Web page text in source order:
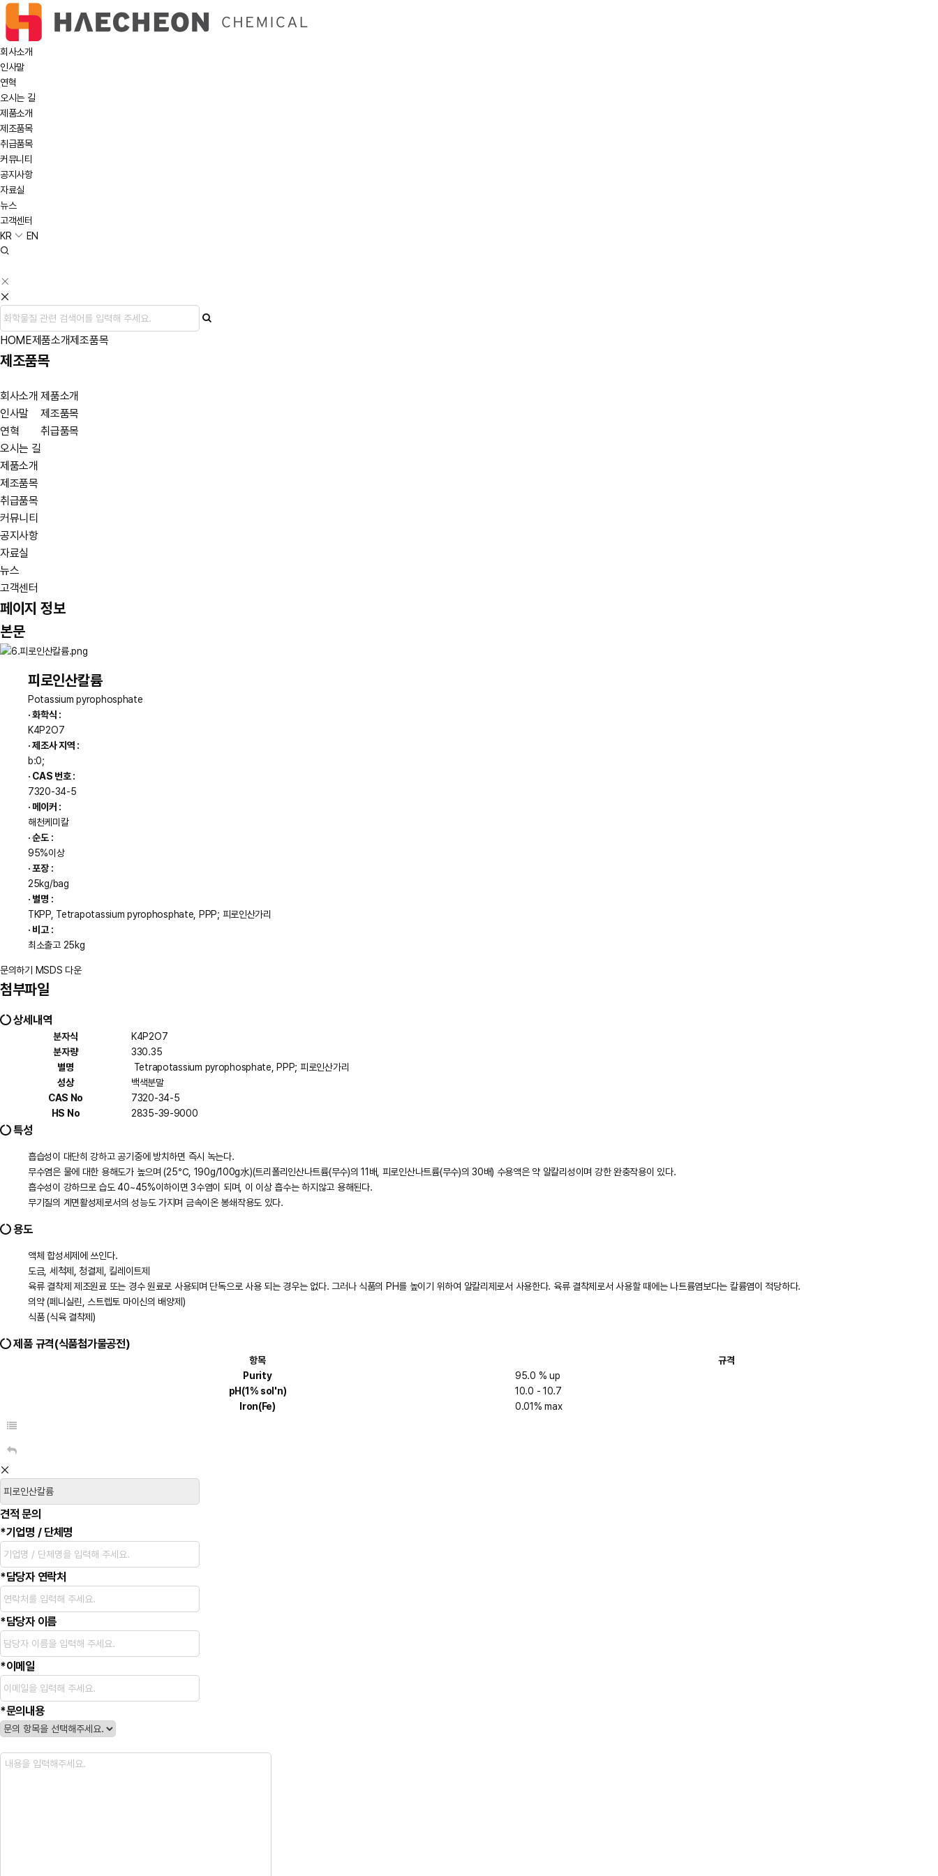
회사소개
인사말
연혁
오시는 길
제품소개
제조품목
취급품목
커뮤니티
공지사항
자료실
뉴스
고객센터
KR
EN
HOME제품소개제조품목
제조품목
회사소개
인사말
연혁
오시는 길
제품소개
제조품목
취급품목
커뮤니티
공지사항
자료실
뉴스
고객센터
제품소개
제조품목
취급품목
페이지 정보
본문
피로인산칼륨
Potassium pyrophosphate
· 화학식 :
K4P2O7
· 제조사 지역 :
b:0;
· CAS 번호 :
7320-34-5
· 메이커 :
해천케미칼
· 순도 :
95%이상
· 포장 :
25kg/bag
· 별명 :
TKPP, Tetrapotassium pyrophosphate, PPP; 피로인산가리
· 비고 :
최소출고 25kg
문의하기 MSDS 다운
첨부파일
상세내역
분자식
K4P2O7
분자량
330.35
별명
Tetrapotassium pyrophosphate, PPP; 피로인산가리
성상
백색분말
CAS No
7320-34-5
HS No
2835-39-9000
특성
흡습성이 대단히 강하고 공기중에 방치하면 즉시 녹는다.
무수염은 물에 대한 용해도가 높으며 (25℃, 190g/100g水)(트리폴리인산나트륨(무수)의 11배, 피로인산나트륨(무수)의 30배) 수용액은 약 알칼리성이며 강한 완충작용이 있다.
흡수성이 강하므로 습도 40~45%이하이면 3수염이 되며, 이 이상 흡수는 하지않고 용해된다.
무기질의 계면활성제로서의 성능도 가지며 금속이온 봉쇄작용도 있다.
용도
액체 합성세제에 쓰인다.
도금, 세척제, 청결제, 킬레이트제
육류 결착제 제조원료 또는 경수 원료로 사용되며 단독으로 사용 되는 경우는 없다. 그러나 식품의 PH를 높이기 위하여 알칼리제로서 사용한다. 육류 결착제로서 사용할 때에는 나트륨염보다는 칼륨염이 적당하다.
의약 (페니실린, 스트렙토 마이신의 배양제)
식품 (식육 결착제)
제품 규격(식품첨가물공전)
항목
규격
Purity
95.0 % up
pH(1% sol'n)
10.0 - 10.7
Iron(Fe)
0.01% max
견적 문의
*기업명 / 단체명
*담당자 연락처
*담당자 이름
*이메일
*문의내용